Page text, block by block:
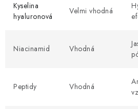
Kyselina
hyaluronová
Velmi vhodná
Niacinamid Vhodná
Peptidy Vhodná